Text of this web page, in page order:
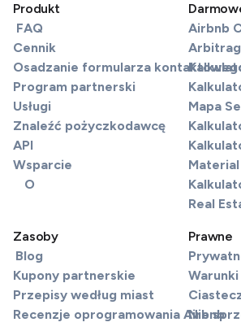
Produkt
FAQ
Cennik
Osadzanie formularza
Program partnerski
Usługi
Znaleźć pożyczkodawcę
API
Wsparcie
O
Airbnb
Mapa
Real
Zasoby
Blog
Kupony partnerskie
Przepisy według miast
Recenzje oprogramowania Airbnb
Prawne
Warunki
Nie